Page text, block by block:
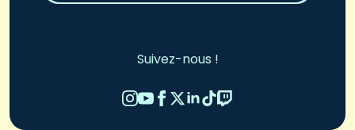
Suivez-nous !